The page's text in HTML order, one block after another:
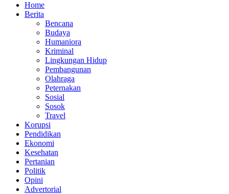
Home
Berita
Bencana
Budaya
Humaniora
Kriminal
Lingkungan Hidup
Pembangunan
Olahraga
Peternakan
Sosial
Sosok
Travel
Korupsi
Pendidikan
Ekonomi
Kesehatan
Pertanian
Politik
Opini
Advertorial